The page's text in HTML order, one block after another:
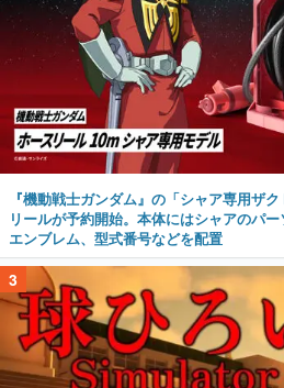
『機動戦士ガンダム』の「シャア専用ザ
リールが予約開始。本体にはシャアのパ
エンブレム、型式番号などを配置
3